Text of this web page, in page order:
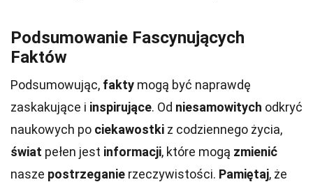
Podsumowanie Fascynujących
Faktów
Podsumowując, fakty mogą być naprawdę
zaskakujące i inspirujące. Od niesamowitych odkryć
naukowych po ciekawostki z codziennego życia,
świat pełen jest informacji, które mogą zmienić
nasze postrzeganie rzeczywistości. Pamiętaj, że